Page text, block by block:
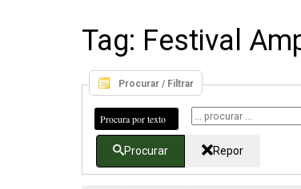
Tag: Festival
Procurar / Filtrar
Procura por texto
Procurar Repor